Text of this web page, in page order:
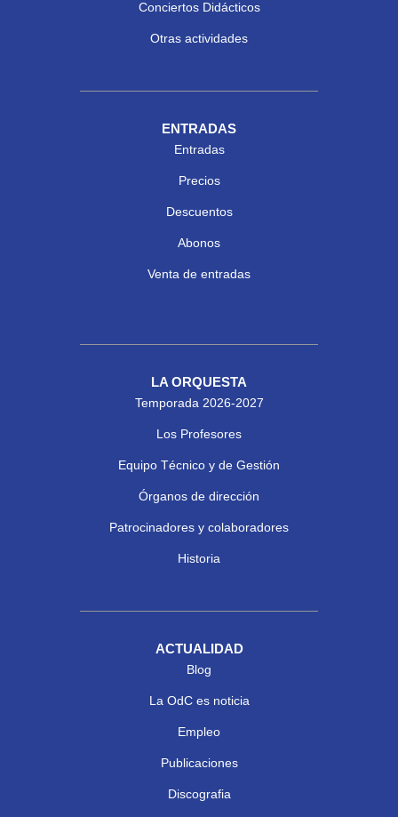
Conciertos Didácticos
Otras actividades
ENTRADAS
Entradas
Precios
Descuentos
Abonos
Venta de entradas
LA ORQUESTA
Temporada 2026-2027
Los Profesores
Equipo Técnico y de Gestión
Órganos de dirección
Patrocinadores y colaboradores
Historia
ACTUALIDAD
Blog
La OdC es noticia
Empleo
Publicaciones
Discografia